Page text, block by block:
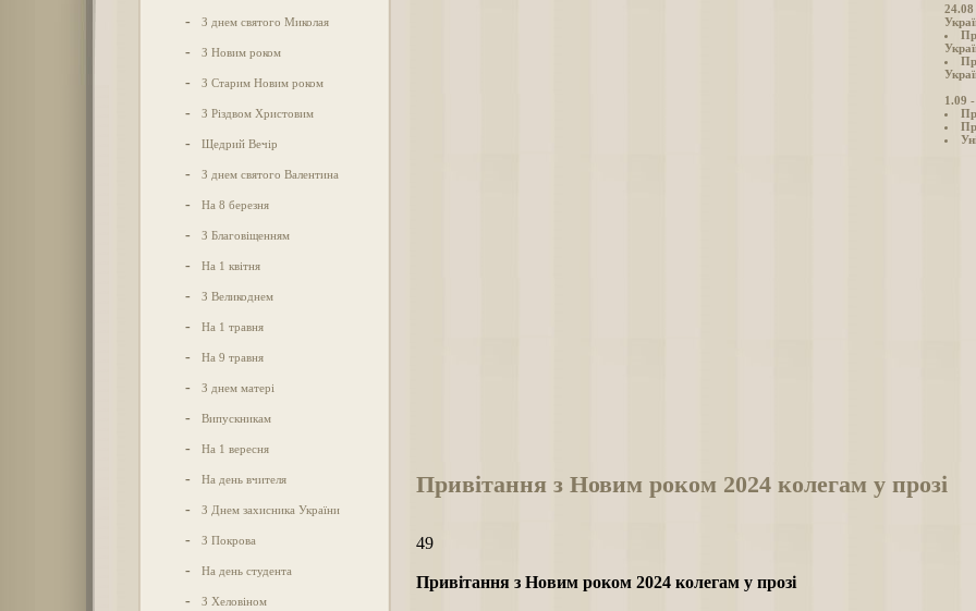
- З днем святого Миколая
- З Новим роком
- З Старим Новим роком
- З Різдвом Христовим
- Щедрий Вечір
- З днем святого Валентина
- На 8 березня
- З Благовіщенням
- На 1 квітня
- З Великоднем
- На 1 травня
- На 9 травня
- З днем матері
- Випускникам
- На 1 вересня
- На день вчителя
- З Днем захисника України
- З Покрова
- На день студента
- З Хеловіном
24.08
1.09
Привітання з Новим роком 2024 колегам у прозі
49
Привітання з Новим роком 2024 колегам у прозі